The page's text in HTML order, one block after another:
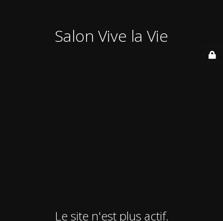
Salon Vive la Vie
Le site n'est plus actif.